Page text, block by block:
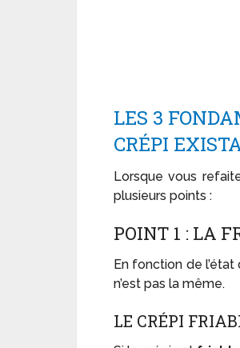
LES 3
CRÉPI
Lorsque vous
plusieurs points :
POINT 1 : LA
En fonction de
n’est pas la même.
LE CRÉPI